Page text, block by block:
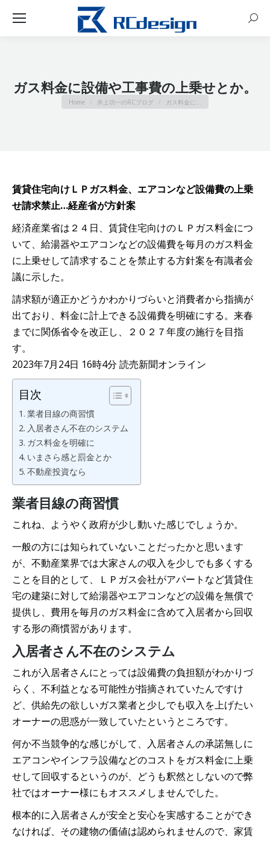
ガス料金に設備や工事費の上乗せとか。
You are here:
Home 井上功一のRCブログ ガス料金に…
賃貸住宅向けＬＰガス料金、エアコンなど設備費の上乗
せ請求禁止…経産省が方針案
経済産業省は２４日、賃貸住宅向けのＬＰガス料金につ
いて、給湯器やエアコンなどの設備費を毎月のガス料金
に上乗せして請求することを禁止する方針案を有識者会
議に示した。
請求額が適正かどうかわかりづらいと消費者から指摘が
出ており、料金に計上できる設備費を明確にする。来春
までに関係省令を改正し、２０２７年度の施行を目指
す。
2023年7月24日 16時4分 読売新聞オンライン
目次
業者目線の商習慣
入居者さん不在のシステム
ガス料金を明確に
いまさら感と罰金とか
不動産投資なら
業者目線の商習慣
これね、ようやく政府が少し動いた感じでしょうか。
一般の方には知られていないことだったかと思います
が、不動産業界では大家さんの収入を少しでも多くする
ことを目的として、ＬＰガス会社がアパートなど賃貸住
宅の建築に対して給湯器やエアコンなどの設備を無償で
提供し、費用を毎月のガス料金に含めて入居者から回収
する形の商慣習があります。
入居者さん不在のシステム
これが入居者さんにとっては設備費の負担額がわかりづ
らく、不利益となる可能性が指摘されていたんですけ
ど、供給先の欲しいガス業者と少しでも収入を上げたい
オーナーの思惑が一致していたというところです。
何か不当競争的な感じがして、入居者さんの承諾無しに
エアコンやインフラ設備などのコストをガス料金に上乗
せして回収するというのが、どうも釈然としないので弊
社ではオーナー様にもオススメしませんでした。
根本的に入居者さんが安全と安心を実感することができ
なければ、その建物の価値は認められませんので、家賃